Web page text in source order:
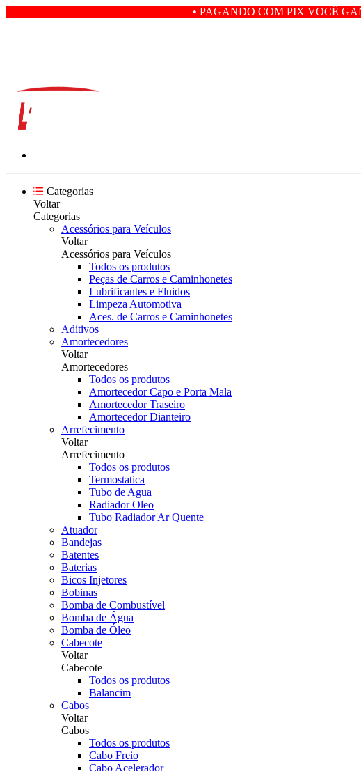
• PAGANDO COM PIX VOCÊ GANHA 5% EM
Categorias
Voltar
Categorias
Acessórios para Veículos
Voltar
Acessórios para Veículos
Todos os produtos
Peças de Carros e Caminhonetes
Lubrificantes e Fluidos
Limpeza Automotiva
Aces. de Carros e Caminhonetes
Aditivos
Amortecedores
Voltar
Amortecedores
Todos os produtos
Amortecedor Capo e Porta Mala
Amortecedor Traseiro
Amortecedor Dianteiro
Arrefecimento
Voltar
Arrefecimento
Todos os produtos
Termostatica
Tubo de Agua
Radiador Oleo
Tubo Radiador Ar Quente
Atuador
Bandejas
Batentes
Baterias
Bicos Injetores
Bobinas
Bomba de Combustível
Bomba de Água
Bomba de Óleo
Cabecote
Voltar
Cabecote
Todos os produtos
Balancim
Cabos
Voltar
Cabos
Todos os produtos
Cabo Freio
Cabo Acelerador